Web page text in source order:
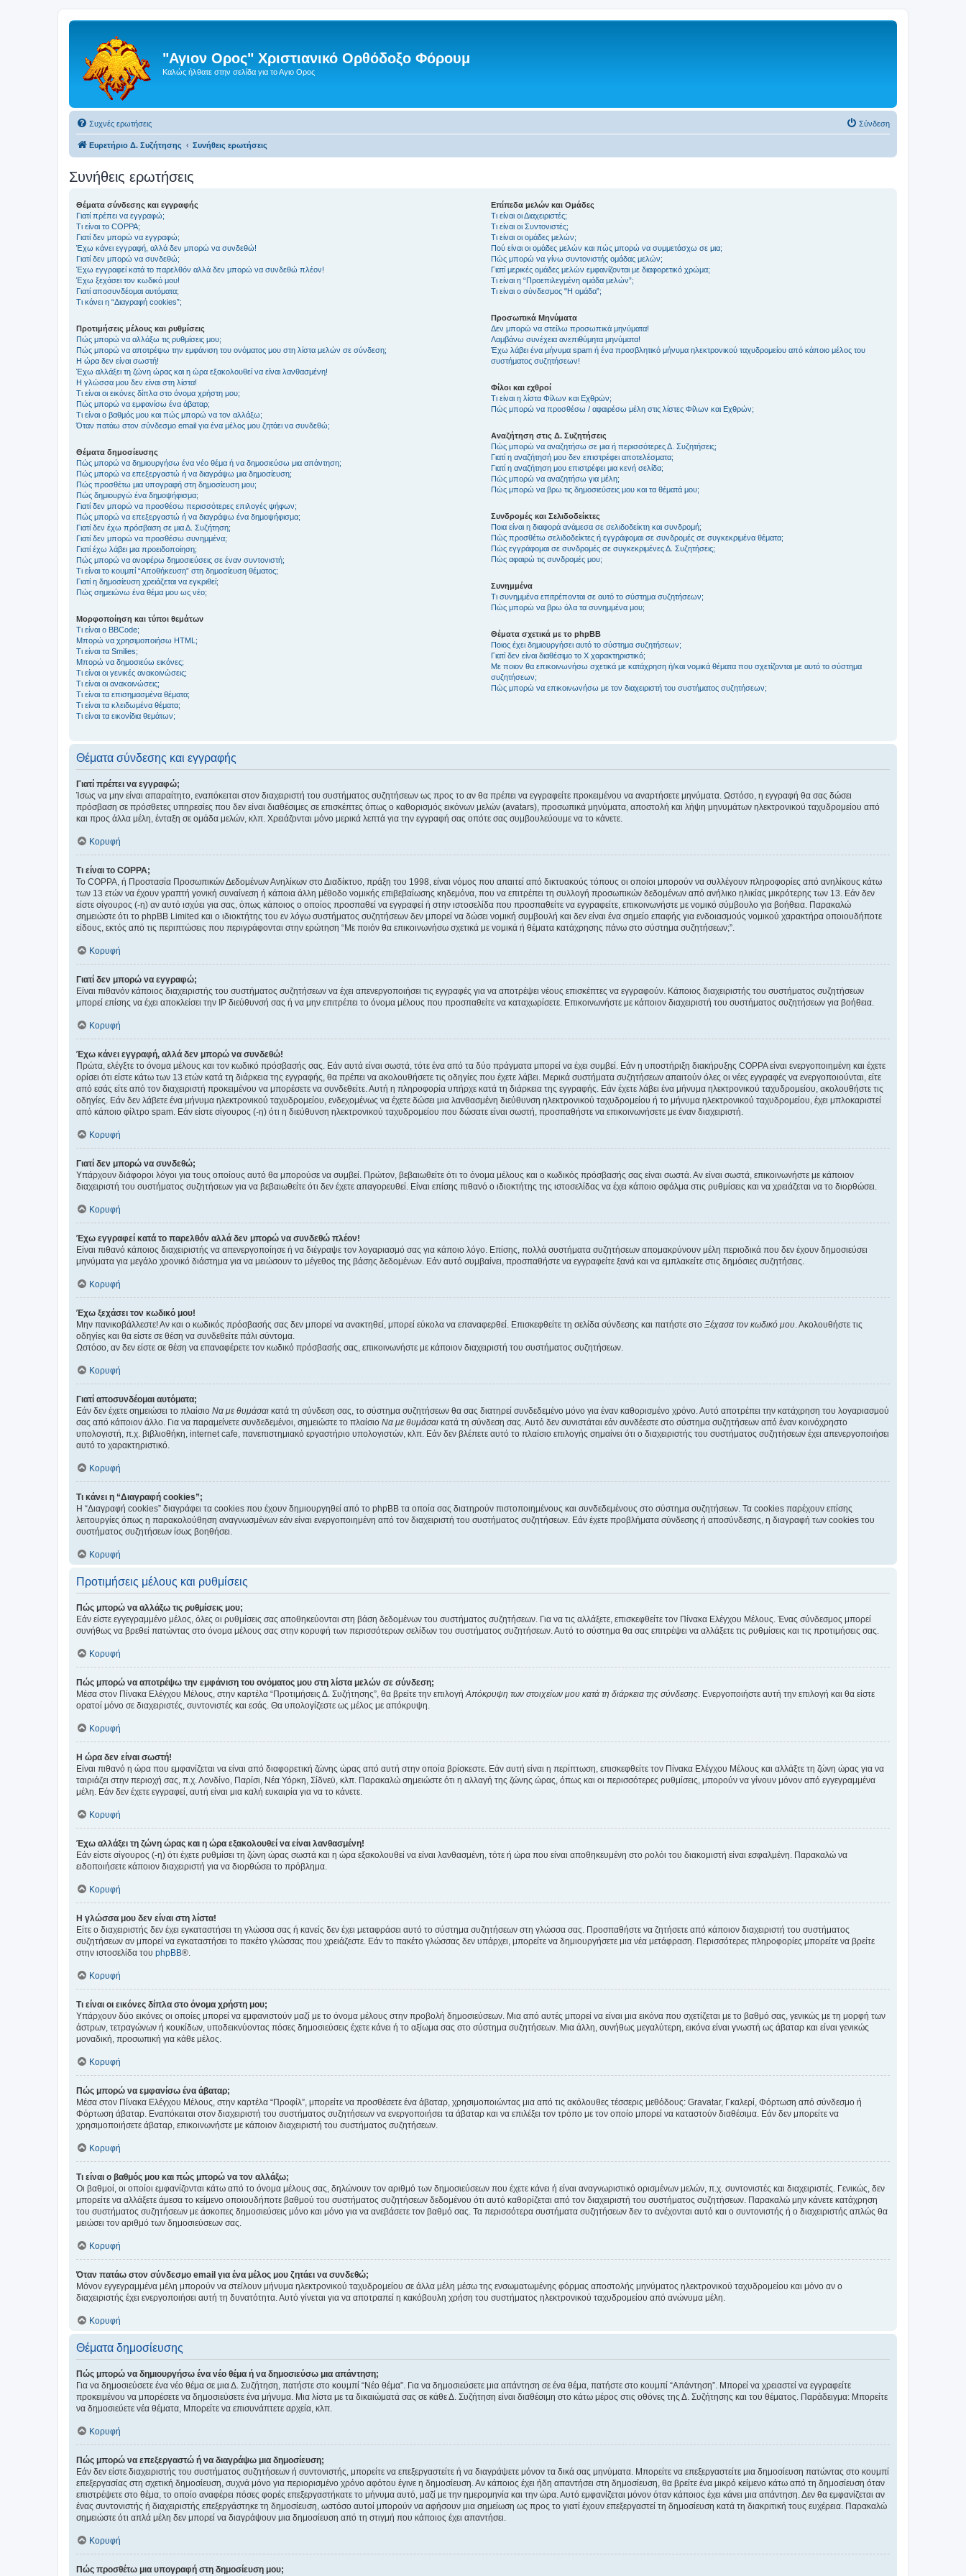
"Αγιον Ορος" Χριστιανικό Ορθόδοξο Φόρουμ
Καλώς ήλθατε στην σελίδα για το Αγιο Ορος
Συχνές ερωτήσεις Σύνδεση
Ευρετήριο Δ. Συζήτησης Συνήθεις ερωτήσεις
Συνήθεις ερωτήσεις
Θέματα σύνδεσης και εγγραφής
Γιατί πρέπει να εγγραφώ;
Τι είναι το COPPA;
Γιατί δεν μπορώ να εγγραφώ;
Έχω κάνει εγγραφή, αλλά δεν μπορώ να συνδεθώ!
Γιατί δεν μπορώ να συνδεθώ;
Έχω εγγραφεί κατά το παρελθόν αλλά δεν μπορώ να συνδεθώ πλέον!
Έχω ξεχάσει τον κωδικό μου!
Γιατί αποσυνδέομαι αυτόματα;
Τι κάνει η “Διαγραφή cookies”;
Προτιμήσεις μέλους και ρυθμίσεις
Πώς μπορώ να αλλάξω τις ρυθμίσεις μου;
Πώς μπορώ να αποτρέψω την εμφάνιση του ονόματος μου στη λίστα μελών σε σύνδεση;
Η ώρα δεν είναι σωστή!
Έχω αλλάξει τη ζώνη ώρας και η ώρα εξακολουθεί να είναι λανθασμένη!
Η γλώσσα μου δεν είναι στη λίστα!
Τι είναι οι εικόνες δίπλα στο όνομα χρήστη μου;
Πώς μπορώ να εμφανίσω ένα άβαταρ;
Τι είναι ο βαθμός μου και πώς μπορώ να τον αλλάξω;
Όταν πατάω στον σύνδεσμο email για ένα μέλος μου ζητάει να συνδεθώ;
Θέματα δημοσίευσης
Πώς μπορώ να δημιουργήσω ένα νέο θέμα ή να δημοσιεύσω μια απάντηση;
Πώς μπορώ να επεξεργαστώ ή να διαγράψω μια δημοσίευση;
Πώς προσθέτω μια υπογραφή στη δημοσίευση μου;
Πώς δημιουργώ ένα δημοψήφισμα;
Γιατί δεν μπορώ να προσθέσω περισσότερες επιλογές ψήφων;
Πώς μπορώ να επεξεργαστώ ή να διαγράψω ένα δημοψήφισμα;
Γιατί δεν έχω πρόσβαση σε μια Δ. Συζήτηση;
Γιατί δεν μπορώ να προσθέσω συνημμένα;
Γιατί έχω λάβει μια προειδοποίηση;
Πώς μπορώ να αναφέρω δημοσιεύσεις σε έναν συντονιστή;
Τι είναι το κουμπί “Αποθήκευση” στη δημοσίευση θέματος;
Γιατί η δημοσίευση χρειάζεται να εγκριθεί;
Πώς σημειώνω ένα θέμα μου ως νέο;
Μορφοποίηση και τύποι θεμάτων
Τι είναι ο BBCode;
Μπορώ να χρησιμοποιήσω HTML;
Τι είναι τα Smilies;
Μπορώ να δημοσιεύω εικόνες;
Τι είναι οι γενικές ανακοινώσεις;
Τι είναι οι ανακοινώσεις;
Τι είναι τα επισημασμένα θέματα;
Τι είναι τα κλειδωμένα θέματα;
Τι είναι τα εικονίδια θεμάτων;
Επίπεδα μελών και Ομάδες
Τι είναι οι Διαχειριστές;
Τι είναι οι Συντονιστές;
Τι είναι οι ομάδες μελών;
Πού είναι οι ομάδες μελών και πώς μπορώ να συμμετάσχω σε μια;
Πώς μπορώ να γίνω συντονιστής ομάδας μελών;
Γιατί μερικές ομάδες μελών εμφανίζονται με διαφορετικό χρώμα;
Τι είναι η “Προεπιλεγμένη ομάδα μελών”;
Τι είναι ο σύνδεσμος "Η ομάδα”;
Προσωπικά Μηνύματα
Δεν μπορώ να στείλω προσωπικά μηνύματα!
Λαμβάνω συνέχεια ανεπιθύμητα μηνύματα!
Έχω λάβει ένα μήνυμα spam ή ένα προσβλητικό μήνυμα ηλεκτρονικού ταχυδρομείου από κάποιο μέλος του
συστήματος συζητήσεων!
Φίλοι και εχθροί
Τι είναι η λίστα Φίλων και Εχθρών;
Πώς μπορώ να προσθέσω / αφαιρέσω μέλη στις λίστες Φίλων και Εχθρών;
Αναζήτηση στις Δ. Συζητήσεις
Πώς μπορώ να αναζητήσω σε μια ή περισσότερες Δ. Συζητήσεις;
Γιατί η αναζήτησή μου δεν επιστρέφει αποτελέσματα;
Γιατί η αναζήτηση μου επιστρέφει μια κενή σελίδα;
Πώς μπορώ να αναζητήσω για μέλη;
Πώς μπορώ να βρω τις δημοσιεύσεις μου και τα θέματά μου;
Συνδρομές και Σελιδοδείκτες
Ποια είναι η διαφορά ανάμεσα σε σελιδοδείκτη και συνδρομή;
Πώς προσθέτω σελιδοδείκτες ή εγγράφομαι σε συνδρομές σε συγκεκριμένα θέματα;
Πώς εγγράφομαι σε συνδρομές σε συγκεκριμένες Δ. Συζητήσεις;
Πώς αφαιρώ τις συνδρομές μου;
Συνημμένα
Τι συνημμένα επιτρέπονται σε αυτό το σύστημα συζητήσεων;
Πώς μπορώ να βρω όλα τα συνημμένα μου;
Θέματα σχετικά με το phpBB
Ποιος έχει δημιουργήσει αυτό το σύστημα συζητήσεων;
Γιατί δεν είναι διαθέσιμο το Χ χαρακτηριστικό;
Με ποιον θα επικοινωνήσω σχετικά με κατάχρηση ή/και νομικά θέματα που σχετίζονται με αυτό το σύστημα
συζητήσεων;
Πώς μπορώ να επικοινωνήσω με τον διαχειριστή του συστήματος συζητήσεων;
Θέματα σύνδεσης και εγγραφής
Γιατί πρέπει να εγγραφώ;
Ίσως να μην είναι απαραίτητο, εναπόκειται στον διαχειριστή του συστήματος συζητήσεων ως προς το αν θα πρέπει να εγγραφείτε προκειμένου να αναρτήσετε μηνύματα. Ωστόσο, η εγγραφή θα σας δώσει
πρόσβαση σε πρόσθετες υπηρεσίες που δεν είναι διαθέσιμες σε επισκέπτες όπως ο καθορισμός εικόνων μελών (avatars), προσωπικά μηνύματα, αποστολή και λήψη μηνυμάτων ηλεκτρονικού ταχυδρομείου από
και προς άλλα μέλη, ένταξη σε ομάδα μελών, κλπ. Χρειάζονται μόνο μερικά λεπτά για την εγγραφή σας οπότε σας συμβουλεύουμε να το κάνετε.
Κορυφή
Τι είναι το COPPA;
Το COPPA, ή Προστασία Προσωπικών Δεδομένων Ανηλίκων στο Διαδίκτυο, πράξη του 1998, είναι νόμος που απαιτεί από δικτυακούς τόπους οι οποίοι μπορούν να συλλέγουν πληροφορίες από ανηλίκους κάτω
των 13 ετών να έχουν γραπτή γονική συναίνεση ή κάποια άλλη μέθοδο νομικής επιβεβαίωσης κηδεμόνα, που να επιτρέπει τη συλλογή προσωπικών δεδομένων από ανήλικο ηλικίας μικρότερης των 13. Εάν δεν
είστε σίγουρος (-η) αν αυτό ισχύει για σας, όπως κάποιος ο οποίος προσπαθεί να εγγραφεί ή στην ιστοσελίδα που προσπαθείτε να εγγραφείτε, επικοινωνήστε με νομικό σύμβουλο για βοήθεια. Παρακαλώ
σημειώστε ότι το phpBB Limited και ο ιδιοκτήτης του εν λόγω συστήματος συζητήσεων δεν μπορεί να δώσει νομική συμβουλή και δεν είναι ένα σημείο επαφής για ενδοιασμούς νομικού χαρακτήρα οποιουδήποτε
είδους, εκτός από τις περιπτώσεις που περιγράφονται στην ερώτηση “Με ποιόν θα επικοινωνήσω σχετικά με νομικά ή θέματα κατάχρησης πάνω στο σύστημα συζητήσεων;”.
Κορυφή
Γιατί δεν μπορώ να εγγραφώ;
Είναι πιθανόν κάποιος διαχειριστής του συστήματος συζητήσεων να έχει απενεργοποιήσει τις εγγραφές για να αποτρέψει νέους επισκέπτες να εγγραφούν. Κάποιος διαχειριστής του συστήματος συζητήσεων
μπορεί επίσης να έχει αποκλείσει την IP διεύθυνσή σας ή να μην επιτρέπει το όνομα μέλους που προσπαθείτε να καταχωρίσετε. Επικοινωνήστε με κάποιον διαχειριστή του συστήματος συζητήσεων για βοήθεια.
Κορυφή
Έχω κάνει εγγραφή, αλλά δεν μπορώ να συνδεθώ!
Πρώτα, ελέγξτε το όνομα μέλους και τον κωδικό πρόσβασής σας. Εάν αυτά είναι σωστά, τότε ένα από τα δύο πράγματα μπορεί να έχει συμβεί. Εάν η υποστήριξη διακήρυξης COPPA είναι ενεργοποιημένη και έχετε
ορίσει ότι είστε κάτω των 13 ετών κατά τη διάρκεια της εγγραφής, θα πρέπει να ακολουθήσετε τις οδηγίες που έχετε λάβει. Μερικά συστήματα συζητήσεων απαιτούν όλες οι νέες εγγραφές να ενεργοποιούνται, είτε
από εσάς είτε από τον διαχειριστή προκειμένου να μπορέσετε να συνδεθείτε. Αυτή η πληροφορία υπήρχε κατά τη διάρκεια της εγγραφής. Εάν έχετε λάβει ένα μήνυμα ηλεκτρονικού ταχυδρομείου, ακολουθήστε τις
οδηγίες. Εάν δεν λάβετε ένα μήνυμα ηλεκτρονικού ταχυδρομείου, ενδεχομένως να έχετε δώσει μια λανθασμένη διεύθυνση ηλεκτρονικού ταχυδρομείου ή το μήνυμα ηλεκτρονικού ταχυδρομείου, έχει μπλοκαριστεί
από κάποιο φίλτρο spam. Εάν είστε σίγουρος (-η) ότι η διεύθυνση ηλεκτρονικού ταχυδρομείου που δώσατε είναι σωστή, προσπαθήστε να επικοινωνήσετε με έναν διαχειριστή.
Κορυφή
Γιατί δεν μπορώ να συνδεθώ;
Υπάρχουν διάφοροι λόγοι για τους οποίους αυτό θα μπορούσε να συμβεί. Πρώτον, βεβαιωθείτε ότι το όνομα μέλους και ο κωδικός πρόσβασής σας είναι σωστά. Αν είναι σωστά, επικοινωνήστε με κάποιον
διαχειριστή του συστήματος συζητήσεων για να βεβαιωθείτε ότι δεν έχετε απαγορευθεί. Είναι επίσης πιθανό ο ιδιοκτήτης της ιστοσελίδας να έχει κάποιο σφάλμα στις ρυθμίσεις και να χρειάζεται να το διορθώσει.
Κορυφή
Έχω εγγραφεί κατά το παρελθόν αλλά δεν μπορώ να συνδεθώ πλέον!
Είναι πιθανό κάποιος διαχειριστής να απενεργοποίησε ή να διέγραψε τον λογαριασμό σας για κάποιο λόγο. Επίσης, πολλά συστήματα συζητήσεων απομακρύνουν μέλη περιοδικά που δεν έχουν δημοσιεύσει
μηνύματα για μεγάλο χρονικό διάστημα για να μειώσουν το μέγεθος της βάσης δεδομένων. Εάν αυτό συμβαίνει, προσπαθήστε να εγγραφείτε ξανά και να εμπλακείτε στις δημόσιες συζητήσεις.
Κορυφή
Έχω ξεχάσει τον κωδικό μου!
Μην πανικοβάλλεστε! Αν και ο κωδικός πρόσβασής σας δεν μπορεί να ανακτηθεί, μπορεί εύκολα να επαναφερθεί. Επισκεφθείτε τη σελίδα σύνδεσης και πατήστε στο Ξέχασα τον κωδικό μου. Ακολουθήστε τις
οδηγίες και θα είστε σε θέση να συνδεθείτε πάλι σύντομα.
Ωστόσο, αν δεν είστε σε θέση να επαναφέρετε τον κωδικό πρόσβασής σας, επικοινωνήστε με κάποιον διαχειριστή του συστήματος συζητήσεων.
Κορυφή
Γιατί αποσυνδέομαι αυτόματα;
Εάν δεν έχετε σημειώσει το πλαίσιο Να με θυμάσαι κατά τη σύνδεση σας, το σύστημα συζητήσεων θα σας διατηρεί συνδεδεμένο μόνο για έναν καθορισμένο χρόνο. Αυτό αποτρέπει την κατάχρηση του λογαριασμού
σας από κάποιον άλλο. Για να παραμείνετε συνδεδεμένοι, σημειώστε το πλαίσιο Να με θυμάσαι κατά τη σύνδεση σας. Αυτό δεν συνιστάται εάν συνδέεστε στο σύστημα συζητήσεων από έναν κοινόχρηστο
υπολογιστή, π.χ. βιβλιοθήκη, internet cafe, πανεπιστημιακό εργαστήριο υπολογιστών, κλπ. Εάν δεν βλέπετε αυτό το πλαίσιο επιλογής σημαίνει ότι ο διαχειριστής του συστήματος συζητήσεων έχει απενεργοποιήσει
αυτό το χαρακτηριστικό.
Κορυφή
Τι κάνει η “Διαγραφή cookies”;
Η “Διαγραφή cookies” διαγράφει τα cookies που έχουν δημιουργηθεί από το phpBB τα οποία σας διατηρούν πιστοποιημένους και συνδεδεμένους στο σύστημα συζητήσεων. Τα cookies παρέχουν επίσης
λειτουργίες όπως η παρακολούθηση αναγνωσμένων εάν είναι ενεργοποιημένη από τον διαχειριστή του συστήματος συζητήσεων. Εάν έχετε προβλήματα σύνδεσης ή αποσύνδεσης, η διαγραφή των cookies του
συστήματος συζητήσεων ίσως βοηθήσει.
Κορυφή
Προτιμήσεις μέλους και ρυθμίσεις
Πώς μπορώ να αλλάξω τις ρυθμίσεις μου;
Εάν είστε εγγεγραμμένο μέλος, όλες οι ρυθμίσεις σας αποθηκεύονται στη βάση δεδομένων του συστήματος συζητήσεων. Για να τις αλλάξετε, επισκεφθείτε τον Πίνακα Ελέγχου Μέλους. Ένας σύνδεσμος μπορεί
συνήθως να βρεθεί πατώντας στο όνομα μέλους σας στην κορυφή των περισσότερων σελίδων του συστήματος συζητήσεων. Αυτό το σύστημα θα σας επιτρέψει να αλλάξετε τις ρυθμίσεις και τις προτιμήσεις σας.
Κορυφή
Πώς μπορώ να αποτρέψω την εμφάνιση του ονόματος μου στη λίστα μελών σε σύνδεση;
Μέσα στον Πίνακα Ελέγχου Μέλους, στην καρτέλα “Προτιμήσεις Δ. Συζήτησης”, θα βρείτε την επιλογήΑπόκρυψη των στοιχείων μου κατά τη διάρκεια της σύνδεσης. Ενεργοποιήστε αυτή την επιλογή και θα είστε
ορατοί μόνο σε διαχειριστές, συντονιστές και εσάς. Θα υπολογίζεστε ως μέλος με απόκρυψη.
Κορυφή
Η ώρα δεν είναι σωστή!
Είναι πιθανό η ώρα που εμφανίζεται να είναι από διαφορετική ζώνης ώρας από αυτή στην οποία βρίσκεστε. Εάν αυτή είναι η περίπτωση, επισκεφθείτε τον Πίνακα Ελέγχου Μέλους και αλλάξτε τη ζώνη ώρας για να
ταιριάζει στην περιοχή σας, π.χ. Λονδίνο, Παρίσι, Νέα Υόρκη, Σίδνεϋ, κλπ. Παρακαλώ σημειώστε ότι η αλλαγή της ζώνης ώρας, όπως και οι περισσότερες ρυθμίσεις, μπορούν να γίνουν μόνον από εγγεγραμμένα
μέλη. Εάν δεν έχετε εγγραφεί, αυτή είναι μια καλή ευκαιρία για να το κάνετε.
Κορυφή
Έχω αλλάξει τη ζώνη ώρας και η ώρα εξακολουθεί να είναι λανθασμένη!
Εάν είστε σίγουρος (-η) ότι έχετε ρυθμίσει τη ζώνη ώρας σωστά και η ώρα εξακολουθεί να είναι λανθασμένη, τότε ή ώρα που είναι αποθηκευμένη στο ρολόι του διακομιστή είναι εσφαλμένη. Παρακαλώ να
ειδοποιήσετε κάποιον διαχειριστή για να διορθώσει το πρόβλημα.
Κορυφή
Η γλώσσα μου δεν είναι στη λίστα!
Είτε ο διαχειριστής δεν έχει εγκαταστήσει τη γλώσσα σας ή κανείς δεν έχει μεταφράσει αυτό το σύστημα συζητήσεων στη γλώσσα σας. Προσπαθήστε να ζητήσετε από κάποιον διαχειριστή του συστήματος
συζητήσεων αν μπορεί να εγκαταστήσει το πακέτο γλώσσας που χρειάζεστε. Εάν το πακέτο γλώσσας δεν υπάρχει, μπορείτε να δημιουργήσετε μια νέα μετάφραση. Περισσότερες πληροφορίες μπορείτε να βρείτε
στην ιστοσελίδα του phpBB®.
Κορυφή
Τι είναι οι εικόνες δίπλα στο όνομα χρήστη μου;
Υπάρχουν δύο εικόνες οι οποίες μπορεί να εμφανιστούν μαζί με το όνομα μέλους στην προβολή δημοσιεύσεων. Μια από αυτές μπορεί να είναι μια εικόνα που σχετίζεται με το βαθμό σας, γενικώς με τη μορφή των
άστρων, τετραγώνων ή κουκίδων, υποδεικνύοντας πόσες δημοσιεύσεις έχετε κάνει ή το αξίωμα σας στο σύστημα συζητήσεων. Μια άλλη, συνήθως μεγαλύτερη, εικόνα είναι γνωστή ως άβαταρ και είναι γενικώς
μοναδική, προσωπική για κάθε μέλος.
Κορυφή
Πώς μπορώ να εμφανίσω ένα άβαταρ;
Μέσα στον Πίνακα Ελέγχου Μέλους, στην καρτέλα “Προφίλ”, μπορείτε να προσθέσετε ένα άβαταρ, χρησιμοποιώντας μια από τις ακόλουθες τέσσερις μεθόδους: Gravatar, Γκαλερί, Φόρτωση από σύνδεσμο ή
Φόρτωση άβαταρ. Εναπόκειται στον διαχειριστή του συστήματος συζητήσεων να ενεργοποιήσει τα άβαταρ και να επιλέξει τον τρόπο με τον οποίο μπορεί να καταστούν διαθέσιμα. Εάν δεν μπορείτε να
χρησιμοποιήσετε άβαταρ, επικοινωνήστε με κάποιον διαχειριστή του συστήματος συζητήσεων.
Κορυφή
Τι είναι ο βαθμός μου και πώς μπορώ να τον αλλάξω;
Οι βαθμοί, οι οποίοι εμφανίζονται κάτω από το όνομα μέλους σας, δηλώνουν τον αριθμό των δημοσιεύσεων που έχετε κάνει ή είναι αναγνωριστικό ορισμένων μελών, π.χ. συντονιστές και διαχειριστές. Γενικώς, δεν
μπορείτε να αλλάξετε άμεσα το κείμενο οποιουδήποτε βαθμού του συστήματος συζητήσεων δεδομένου ότι αυτό καθορίζεται από τον διαχειριστή του συστήματος συζητήσεων. Παρακαλώ μην κάνετε κατάχρηση
του συστήματος συζητήσεων με άσκοπες δημοσιεύσεις μόνο και μόνο για να ανεβάσετε τον βαθμό σας. Τα περισσότερα συστήματα συζητήσεων δεν το ανέχονται αυτό και ο συντονιστής ή ο διαχειριστής απλώς θα
μειώσει τον αριθμό των δημοσιεύσεων σας.
Κορυφή
Όταν πατάω στον σύνδεσμο email για ένα μέλος μου ζητάει να συνδεθώ;
Μόνον εγγεγραμμένα μέλη μπορούν να στείλουν μήνυμα ηλεκτρονικού ταχυδρομείου σε άλλα μέλη μέσω της ενσωματωμένης φόρμας αποστολής μηνύματος ηλεκτρονικού ταχυδρομείου και μόνο αν ο
διαχειριστής έχει ενεργοποιήσει αυτή τη δυνατότητα. Αυτό γίνεται για να αποτραπεί η κακόβουλη χρήση του συστήματος ηλεκτρονικού ταχυδρομείου από ανώνυμα μέλη.
Κορυφή
Θέματα δημοσίευσης
Πώς μπορώ να δημιουργήσω ένα νέο θέμα ή να δημοσιεύσω μια απάντηση;
Για να δημοσιεύσετε ένα νέο θέμα σε μια Δ. Συζήτηση, πατήστε στο κουμπί “Νέο θέμα”. Για να δημοσιεύσετε μια απάντηση σε ένα θέμα, πατήστε στο κουμπί “Απάντηση”. Μπορεί να χρειαστεί να εγγραφείτε
προκειμένου να μπορέσετε να δημοσιεύσετε ένα μήνυμα. Μια λίστα με τα δικαιώματά σας σε κάθε Δ. Συζήτηση είναι διαθέσιμη στο κάτω μέρος στις οθόνες της Δ. Συζήτησης και του θέματος. Παράδειγμα: Μπορείτε
να δημοσιεύετε νέα θέματα, Μπορείτε να επισυνάπτετε αρχεία, κλπ.
Κορυφή
Πώς μπορώ να επεξεργαστώ ή να διαγράψω μια δημοσίευση;
Εάν δεν είστε διαχειριστής του συστήματος συζητήσεων ή συντονιστής, μπορείτε να επεξεργαστείτε ή να διαγράψετε μόνον τα δικά σας μηνύματα. Μπορείτε να επεξεργαστείτε μια δημοσίευση πατώντας στο κουμπί
επεξεργασίας στη σχετική δημοσίευση, συχνά μόνο για περιορισμένο χρόνο αφότου έγινε η δημοσίευση. Αν κάποιος έχει ήδη απαντήσει στη δημοσίευση, θα βρείτε ένα μικρό κείμενο κάτω από τη δημοσίευση όταν
επιστρέψετε στο θέμα, το οποίο αναφέρει πόσες φορές επεξεργαστήκατε το μήνυμα αυτό, μαζί με την ημερομηνία και την ώρα. Αυτό εμφανίζεται μόνον όταν κάποιος έχει κάνει μια απάντηση. Δεν θα εμφανίζεται αν
ένας συντονιστής ή διαχειριστής επεξεργάστηκε τη δημοσίευση, ωστόσο αυτοί μπορούν να αφήσουν μια σημείωση ως προς το γιατί έχουν επεξεργαστεί τη δημοσίευση κατά τη διακριτική τους ευχέρεια. Παρακαλώ
σημειώστε ότι απλά μέλη δεν μπορεί να διαγράψουν μια δημοσίευση από τη στιγμή που κάποιος έχει απαντήσει.
Κορυφή
Πώς προσθέτω μια υπογραφή στη δημοσίευση μου;